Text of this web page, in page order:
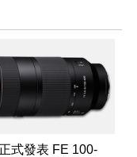
式發表 FE 100-